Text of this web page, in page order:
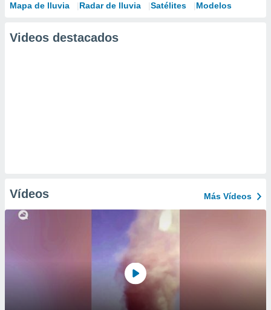
Mapa de lluvia Radar de lluvia Satélites Modelos
Videos destacados
Vídeos Más Vídeos